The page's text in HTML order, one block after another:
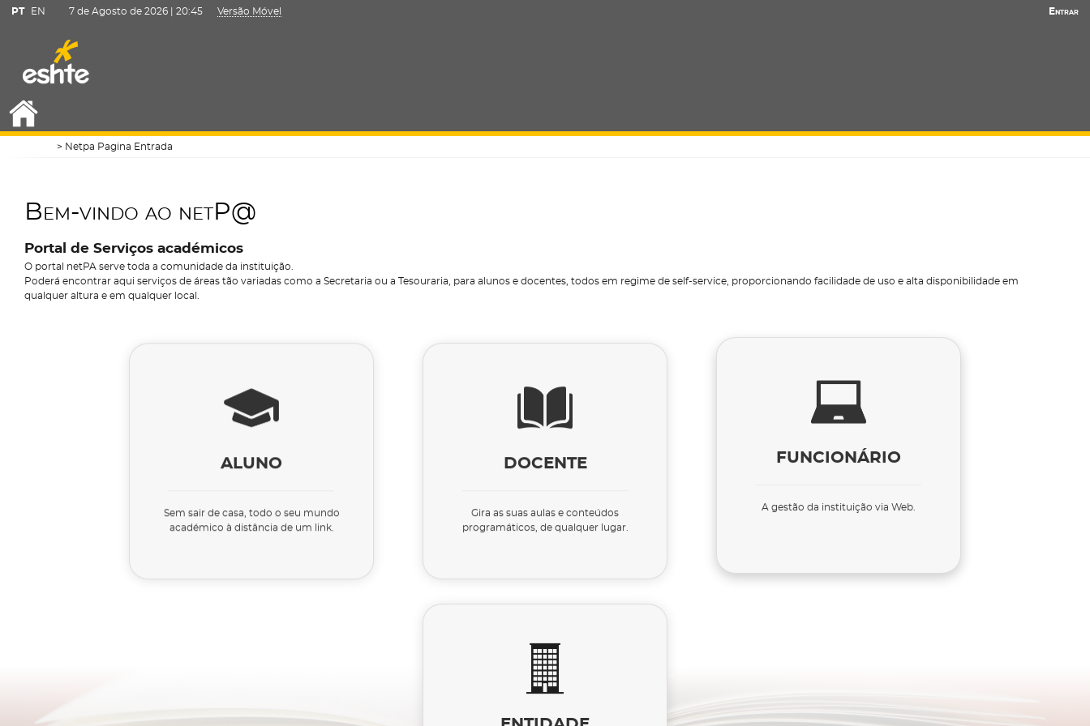
PT EN 7 de Agosto de 2026 | 20:45 Versão Móvel Entrar
Netpa Pagina Entrada
Bem-vindo ao netP@
Portal de Serviços académicos
O portal netPA serve toda a comunidade da instituição.
Poderá encontrar aqui serviços de áreas tão variadas como a Secretaria ou a Tesouraria, para alunos e docentes, todos em regime de self-service, proporcionando facilidade de uso e alta disponibilidade em
qualquer altura e em qualquer local.
ALUNO
Sem sair de casa, todo o seu mundo
académico à distância de um link.
DOCENTE
Gira as suas aulas e conteúdos
programáticos, de qualquer lugar.
FUNCIONÁRIO
A gestão da instituição via Web.